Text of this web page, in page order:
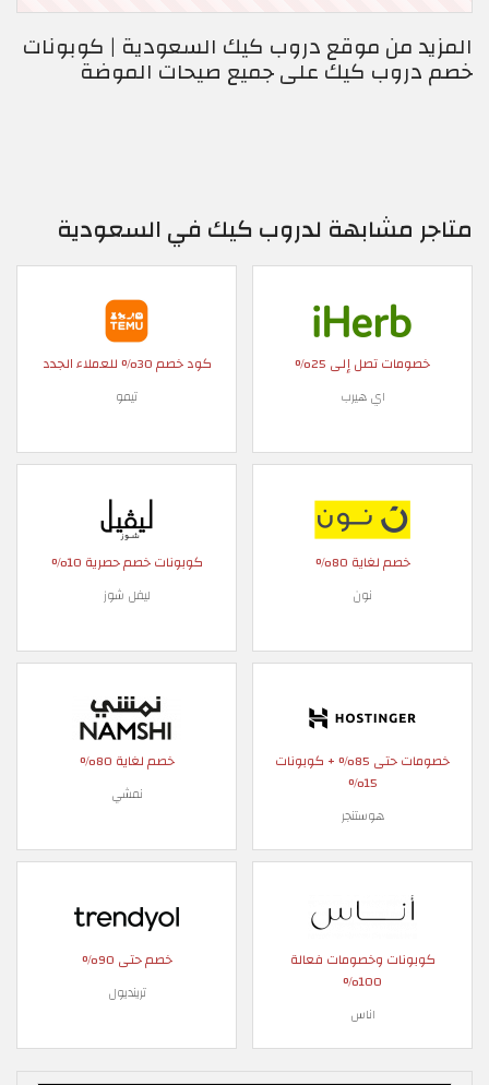
المزيد من موقع دروب كيك السعودية | كوبونات
خصم دروب كيك على جميع صيحات الموضة
متاجر مشابهة لدروب كيك في السعودية
خصومات تصل إلى 25%
اي هيرب
كود خصم 30% للعملاء الجدد
تيمو
خصم لغاية 80%
نون
كوبونات خصم حصرية 10%
ليفل شوز
خصومات حتى 85% + كوبونات
15%
هوستنجر
خصم لغاية 80%
نمشي
كوبونات وخصومات فعالة
100%
اناس
خصم حتى 90%
ترينديول